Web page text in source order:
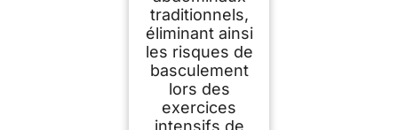
traditionnels,
éliminant ainsi
les risques de
basculement
lors des
exercices
intensifs de